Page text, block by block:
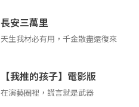
長安三萬里
天生我材必有用，千金散盡還復來
【我推的孩子】電影版
在演藝圈裡，謊言就是武器